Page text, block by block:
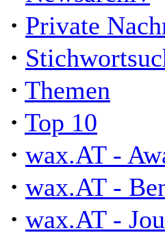
· Private
·
· Themen
· Top 10
· wax.AT -
· wax.AT -
· wax.AT -